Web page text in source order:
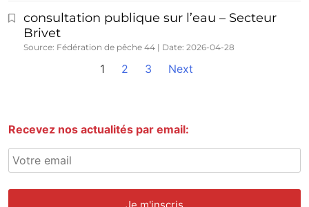
consultation publique sur l’eau – Secteur
Brivet
Source: Fédération de pêche 44 Date: 2026-04-28
1 2 3 Next
Recevez nos actualités par email: